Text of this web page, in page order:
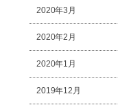
2020年3月
2020年2月
2020年1月
2019年12月